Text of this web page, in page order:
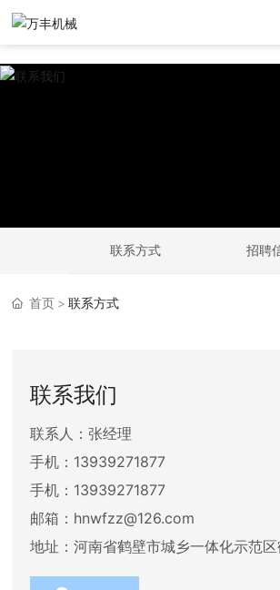
联系方式 招聘
首页 联系方式
联系我们
联系人：张经理
手机：13939271877
手机：13939271877
邮箱：hnwfzz@126.com
地址：河南省鹤壁市城乡一体化示范